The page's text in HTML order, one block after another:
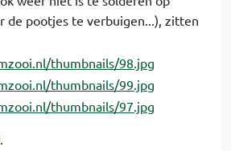
de pootjes te verbuigen...), zitten
.